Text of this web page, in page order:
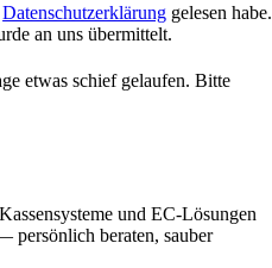
Datenschutzerklärung gelesen habe.
an uns übermittelt.
etwas schief gelaufen. Bitte
und EC-Lösungen
persönlich beraten, sauber